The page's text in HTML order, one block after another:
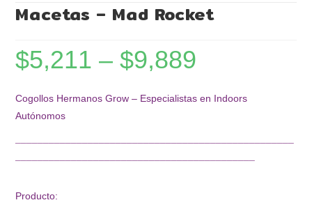
Macetas – Mad Rocket
$5,211 – $9,889
Cogollos Hermanos Grow – Especialistas en Indoors
Autónomos
¯¯¯¯¯¯¯¯¯¯¯¯¯¯¯¯¯¯¯¯¯¯¯¯¯¯¯¯¯¯¯¯¯¯¯¯¯¯¯¯¯¯¯¯¯¯¯¯¯¯
¯¯¯¯¯¯¯¯¯¯¯¯¯¯¯¯¯¯¯¯¯¯¯¯¯¯¯¯¯¯¯¯¯¯¯¯¯¯¯¯¯¯¯
Producto: